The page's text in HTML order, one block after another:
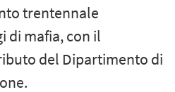
trentennale
di mafia, con il
del Dipartimento di